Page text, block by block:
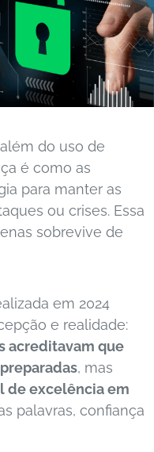
do uso de
é como as
para manter as
ou crises. Essa
sobrevive de
em 2024
e realidade:
acreditavam que
, mas
de excelência em
palavras, confiança